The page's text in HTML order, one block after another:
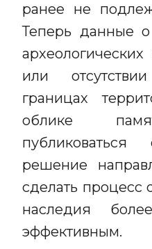
ранее не
Теперь данные
или
границах
облике
решение
сделать процесс
наследия
эффективным.